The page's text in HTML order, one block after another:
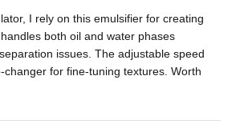
I rely on this emulsifier for creating
both oil and water phases
issues. The adjustable speed
changer for fine-tuning textures. Worth